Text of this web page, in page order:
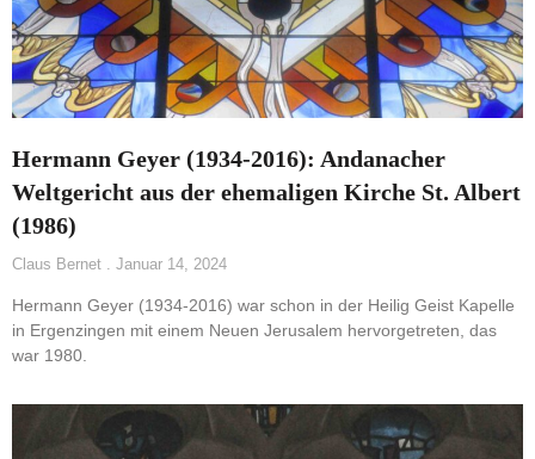
Hermann Geyer (1934-2016): Andanacher
Weltgericht aus der ehemaligen Kirche St. Albert
(1986)
Claus Bernet Januar 14, 2024
Hermann Geyer (1934-2016) war schon in der Heilig Geist Kapelle
in Ergenzingen mit einem Neuen Jerusalem hervorgetreten, das
war 1980.